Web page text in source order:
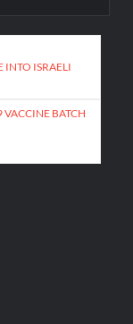
INTO ISRAELI
VACCINE BATCH